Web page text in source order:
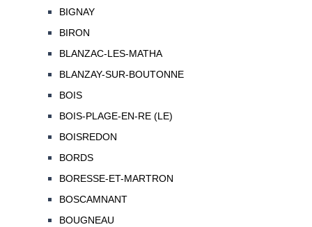
BIGNAY
BIRON
BLANZAC-LES-MATHA
BLANZAY-SUR-BOUTONNE
BOIS
BOIS-PLAGE-EN-RE (LE)
BOISREDON
BORDS
BORESSE-ET-MARTRON
BOSCAMNANT
BOUGNEAU